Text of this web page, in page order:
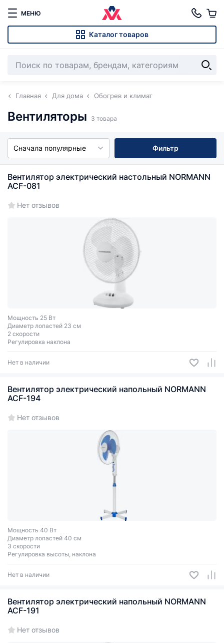
МЕНЮ
Каталог товаров
Главная Для дома Обогрев и климат
Вентиляторы 3 товара
Сначала популярные Фильтр
Вентилятор электрический настольный NORMANN
ACF-081
Нет отзывов
Мощность 25 Вт
Диаметр лопастей 23 см
2 скорости
Регулировка наклона
Нет в наличии
Вентилятор электрический напольный NORMANN
ACF-194
Нет отзывов
Мощность 40 Вт
Диаметр лопастей 40 см
3 скорости
Регулировка высоты, наклона
Нет в наличии
Вентилятор электрический напольный NORMANN
ACF-191
Нет отзывов